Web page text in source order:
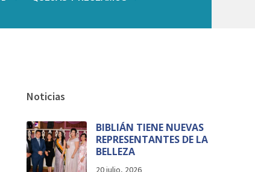
Noticias
BIBLIÁN TIENE NUEVAS
REPRESENTANTES DE LA
BELLEZA
20 julio, 2026